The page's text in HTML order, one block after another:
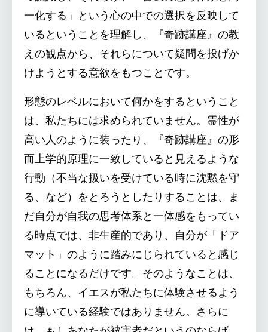
一化する」という心の中での選択を反映して
いるということを理解し、『奇跡講座』の教
えの観点から、それらについて疑問を投げか
けようとする意欲をもつことです。
形態のレベルにおいて何かをするということ
は、私たちには求められていません。霊性が
高い人のように装ったり、『奇跡講座』の形
而上学的原理に一致していると見えるような
行動（不当な扱いを受けている時に沈黙を守
る、など）をとろうとしたりすることは、ま
だ自分が自我の思考体系と一体感をもってい
る時点では、非生産的であり、自分が「ドア
マット」のように踏みにじられていると感じ
ることになるだけです。そのようなことは、
もちろん、イエスが私たちに体験させるよう
に導いている経験ではありません。さらに